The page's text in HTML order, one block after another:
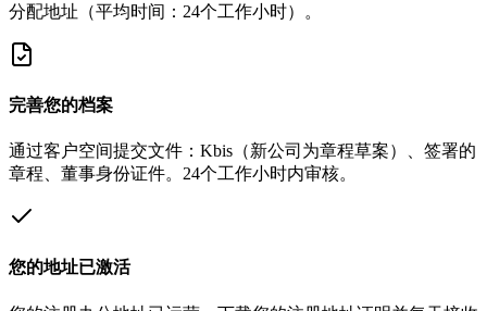
分配地址（平均时间：24个工作小时）。
完善您的档案
通过客户空间提交文件：Kbis（新公司为章程草案）、签署的
章程、董事身份证件。24个工作小时内审核。
您的地址已激活